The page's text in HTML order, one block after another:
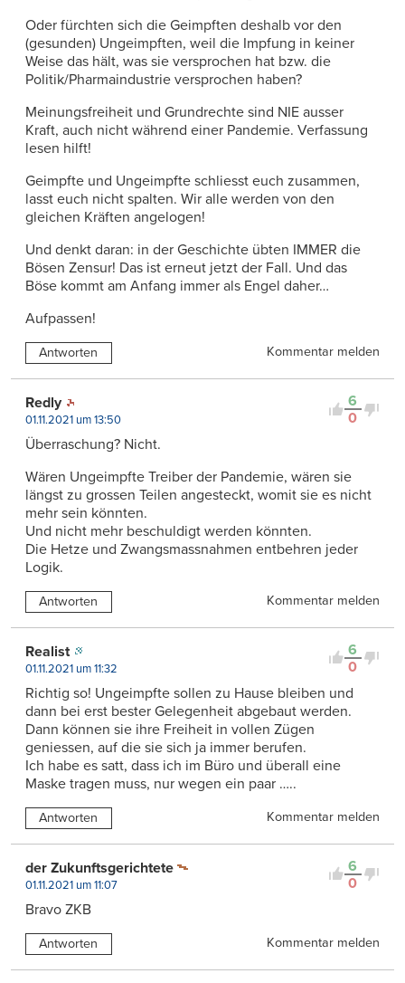
Oder fürchten sich die Geimpften deshalb vor den
(gesunden) Ungeimpften, weil die Impfung in keiner
Weise das hält, was sie versprochen hat bzw. die
Politik/Pharmaindustrie versprochen haben?
Meinungsfreiheit und Grundrechte sind NIE ausser
Kraft, auch nicht während einer Pandemie. Verfassung
lesen hilft!
Geimpfte und Ungeimpfte schliesst euch zusammen,
lasst euch nicht spalten. Wir alle werden von den
gleichen Kräften angelogen!
Und denkt daran: in der Geschichte übten IMMER die
Bösen Zensur! Das ist erneut jetzt der Fall. Und das
Böse kommt am Anfang immer als Engel daher…
Aufpassen!
Antworten Kommentar melden
6
0
Redly
01.11.2021 um 13:50
Überraschung? Nicht.
Wären Ungeimpfte Treiber der Pandemie, wären sie
längst zu grossen Teilen angesteckt, womit sie es nicht
mehr sein könnten.
Und nicht mehr beschuldigt werden könnten.
Die Hetze und Zwangsmassnahmen entbehren jeder
Logik.
Antworten Kommentar melden
6
0
Realist
01.11.2021 um 11:32
Richtig so! Ungeimpfte sollen zu Hause bleiben und
dann bei erst bester Gelegenheit abgebaut werden.
Dann können sie ihre Freiheit in vollen Zügen
geniessen, auf die sie sich ja immer berufen.
Ich habe es satt, dass ich im Büro und überall eine
Maske tragen muss, nur wegen ein paar …..
Antworten Kommentar melden
6
0
der Zukunftsgerichtete
01.11.2021 um 11:07
Bravo ZKB
Antworten Kommentar melden